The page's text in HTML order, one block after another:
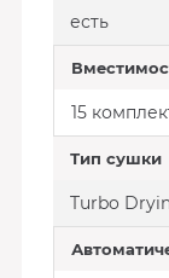
есть
15
Тип сушки
Turbo